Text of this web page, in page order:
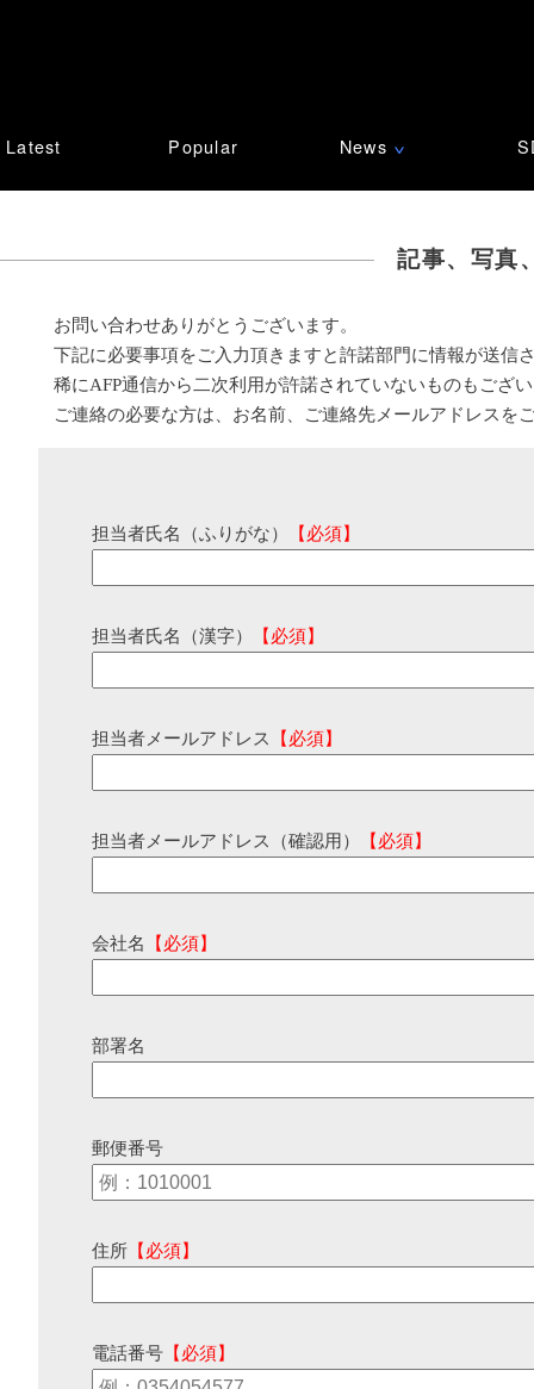
Latest Popular News ∨
記事、写真
お問い合わせありがとうございます。
下記に必要事項をご入力頂きますと許諾部門に情報が送信
稀にAFP通信から二次利用が許諾されていないものもござ
ご連絡の必要な方は、お名前、ご連絡先メールアドレスを
担当者氏名（ふりがな） 【必須】
担当者氏名（漢字） 【必須】
担当者メールアドレス 【必須】
担当者メールアドレス（確認用） 【必須】
会社名 【必須】
部署名
郵便番号
住所 【必須】
電話番号 【必須】